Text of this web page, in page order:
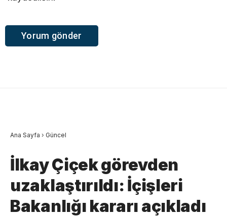
Ana Sayfa › Güncel
İlkay Çiçek görevden
uzaklaştırıldı: İçişleri
Bakanlığı kararı açıkladı